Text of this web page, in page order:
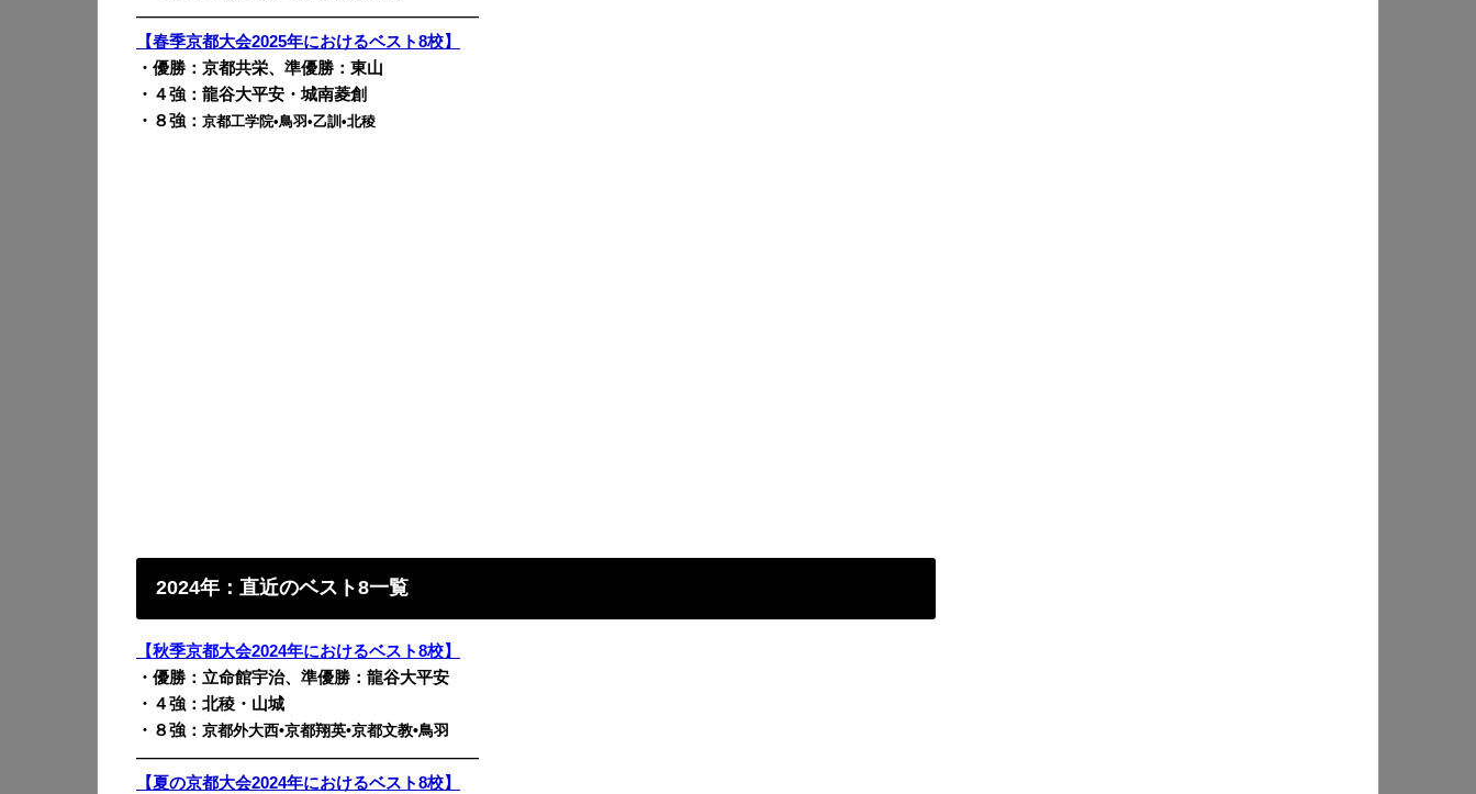
————————————————————————
【春季京都大会2025年におけるベスト8校】
・優勝：京都共栄、準優勝：東山
・４強：龍谷大平安・城南菱創
・８強： 京都工学院•鳥羽•乙訓•北稜
2024年：直近のベスト8一覧
【秋季京都大会2024年におけるベスト8校】
・優勝：立命館宇治、準優勝：龍谷大平安
・４強：北稜・山城
・８強： 京都外大西•京都翔英•京都文教•鳥羽
————————————————————————
【夏の京都大会2024年におけるベスト8校】